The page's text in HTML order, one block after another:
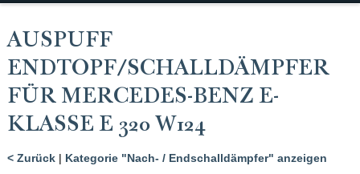
AUSPUFF
ENDTOPF/SCHALLDÄMPFER
FÜR MERCEDES-BENZ E-
KLASSE E 320 W124
< Zurück| Kategorie "Nach- / Endschalldämpfer" anzeigen